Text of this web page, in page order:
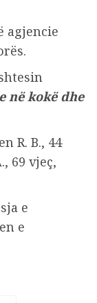
agjencie
në kokë dhe
R. B., 44
69 vjeç,
e
e